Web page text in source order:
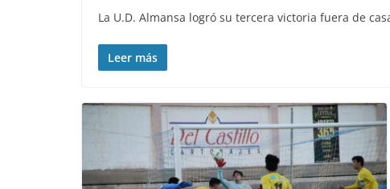
La U.D. Almansa logró su tercera victoria fuera de
Leer más